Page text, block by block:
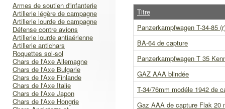
Armes de soutien d'infanterie
Artillerie légère de campagne
Artillerie lourde de campagne
Défense contre avions
Artillerie lourde antiaérienne
Artillerie antichars
Roquettes sol-sol
Chars de l'Axe Allemagne
Chars de l'Axe Bulgarie
Chars de l'Axe Finlande
Chars de l'Axe Italie
Chars de l'Axe Japon
Chars de l'Axe Hongrie
Titre
Panzerkampfwagen T-34-85
BA-64 de capture
Panzerkampfwagen T 35
GAZ AAA blindée
T-34/76mm modéle 1942 de
Gaz AAA de capture Flak 20